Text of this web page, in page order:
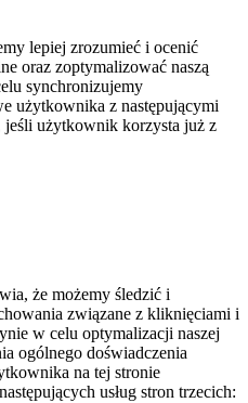
lepiej zrozumieć i ocenić
oraz zoptymalizować naszą
synchronizujemy
użytkownika z następującymi
jeśli użytkownik korzysta już z
że możemy śledzić i
związane z kliknięciami i
w celu optymalizacji naszej
ogólnego doświadczenia
na tej stronie
usług stron trzecich: